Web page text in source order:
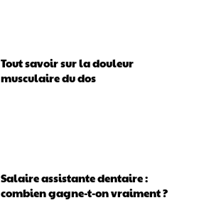
Tout savoir sur la douleur
musculaire du dos
Salaire assistante dentaire :
combien gagne-t-on vraiment ?